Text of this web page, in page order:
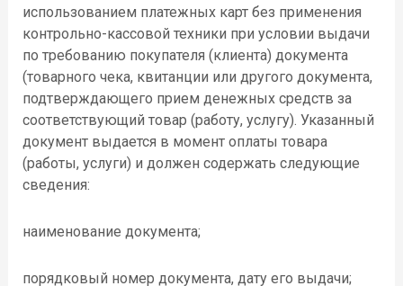
использованием платежных карт без применения
контрольно-кассовой техники при условии выдачи
по требованию покупателя (клиента) документа
(товарного чека, квитанции или другого документа,
подтверждающего прием денежных средств за
соответствующий товар (работу, услугу). Указанный
документ выдается в момент оплаты товара
(работы, услуги) и должен содержать следующие
сведения:
наименование документа;
порядковый номер документа, дату его выдачи;